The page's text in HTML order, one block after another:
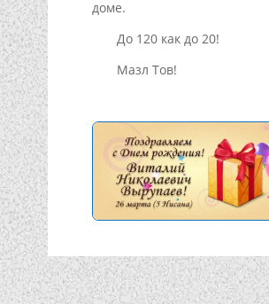
доме.
До 120 как до 20!
Мазл Тов!
Подписывайтесь!